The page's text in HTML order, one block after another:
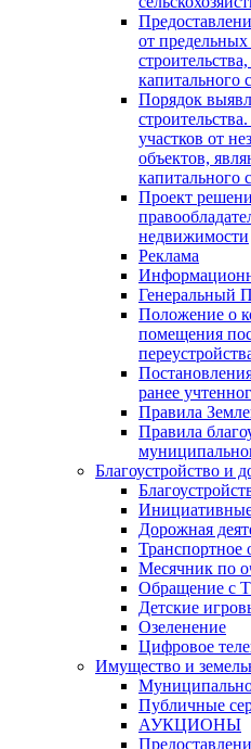
от
капитального
Порядок
участков от
объектов,
капитального
Проект
недвижимости
Реклама
Генеральный
Положение о
помещения
ранее
Правила
Правила
Благоустройство и
Дорожная
Транспортное
Месячник по
Обращение с
Детские
Озеленение
Цифровое
Имущество и
Публичные
АУКЦИОНЫ